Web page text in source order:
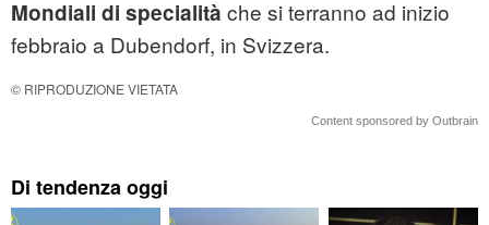
Mondiali di specialità che si terranno ad inizio
febbraio a Dubendorf, in Svizzera.
© RIPRODUZIONE VIETATA
Content sponsored by Outbrain
Di tendenza oggi